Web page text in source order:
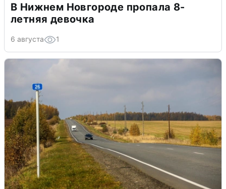
В Нижнем Новгороде пропала 8-
летняя девочка
6 августа 1